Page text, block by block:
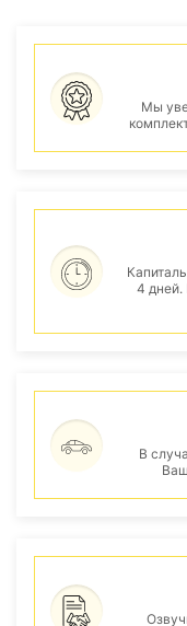
Мы
4 дней.
В